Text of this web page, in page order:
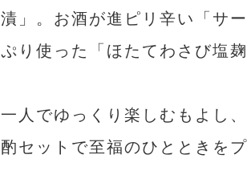
漬」。お酒が進ピリ辛い「サ
ぷり使った「ほたてわさび塩
一人でゆっくり楽しむもよし
酌セットで至福のひとときを